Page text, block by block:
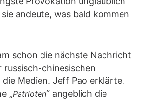
andeute, was bald kommen
schon die nächste Nachricht
russisch-chinesischen
die Medien. Jeff Pao erklärte,
„Patrioten“ angeblich die